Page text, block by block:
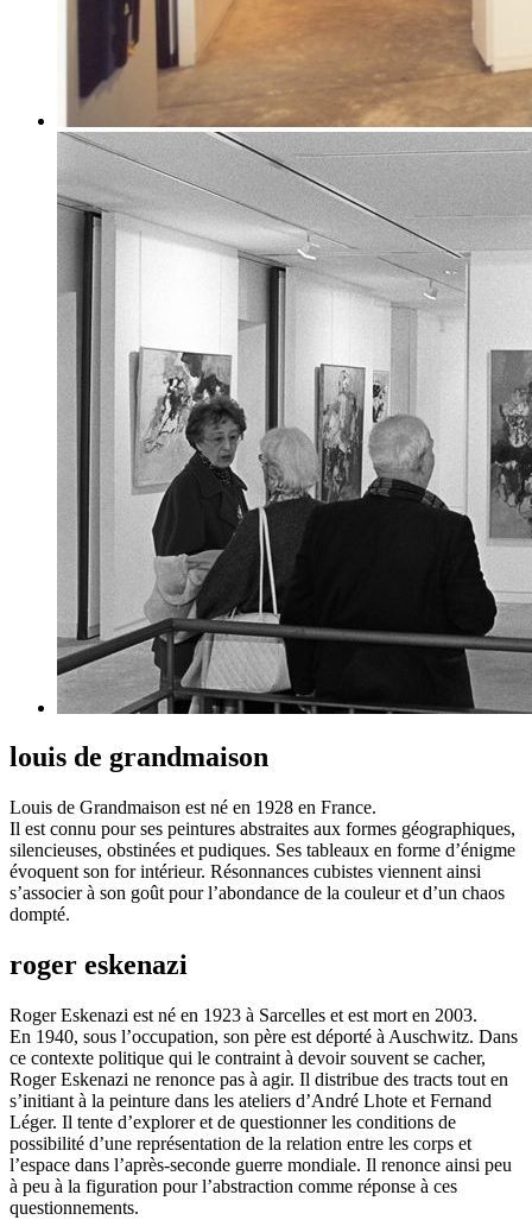
louis de grandmaison
Louis de Grandmaison est né en 1928 en France.
Il est connu pour ses peintures abstraites aux formes géographiques,
silencieuses, obstinées et pudiques. Ses tableaux en forme d’énigme
évoquent son for intérieur. Résonnances cubistes viennent ainsi
s’associer à son goût pour l’abondance de la couleur et d’un chaos
dompté.
roger eskenazi
Roger Eskenazi est né en 1923 à Sarcelles et est mort en 2003.
En 1940, sous l’occupation, son père est déporté à Auschwitz. Dans
ce contexte politique qui le contraint à devoir souvent se cacher,
Roger Eskenazi ne renonce pas à agir. Il distribue des tracts tout en
s’initiant à la peinture dans les ateliers d’André Lhote et Fernand
Léger. Il tente d’explorer et de questionner les conditions de
possibilité d’une représentation de la relation entre les corps et
l’espace dans l’après-seconde guerre mondiale. Il renonce ainsi peu
à peu à la figuration pour l’abstraction comme réponse à ces
questionnements.